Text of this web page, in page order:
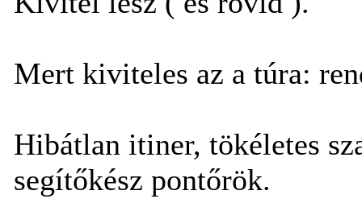
Mert kiviteles az a túra:
Hibátlan itiner, tökéletes
segítőkész pontőrök.